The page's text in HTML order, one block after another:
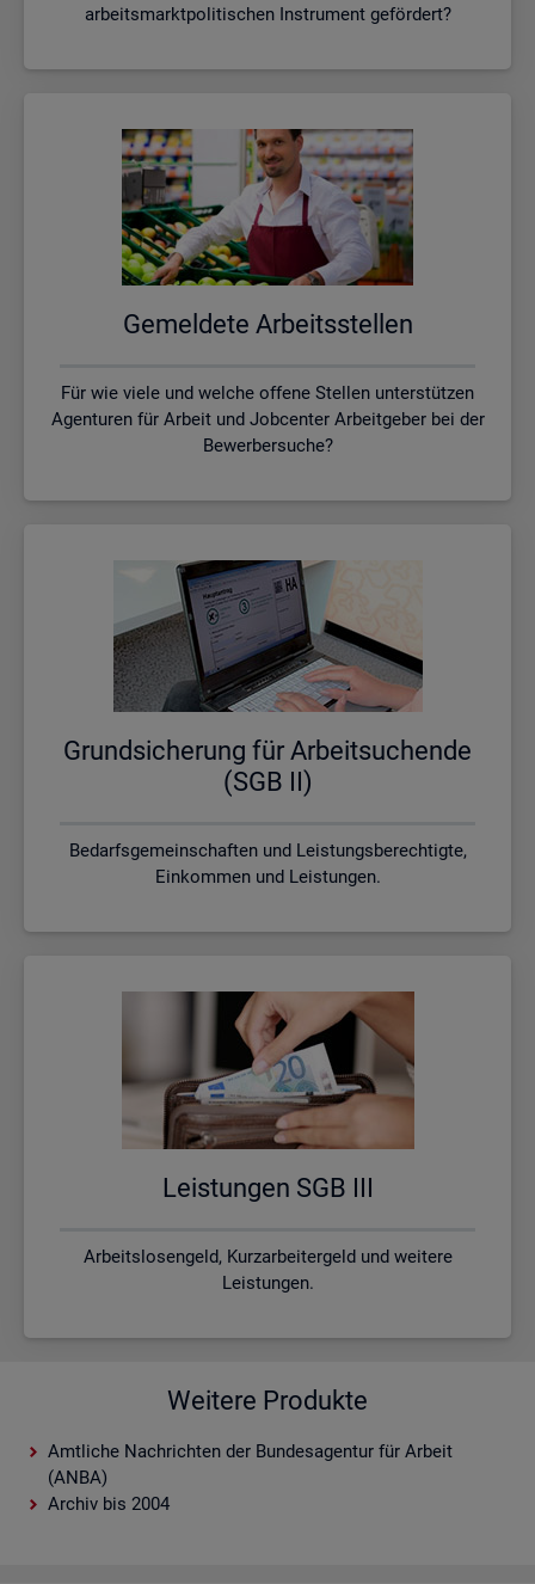
arbeitsmarktpolitischen Instrument gefördert?
Ge­mel­de­te Ar­beits­stel­len
Für wie viele und welche offene Stellen unterstützen
Agenturen für Arbeit und Jobcenter Arbeitgeber bei der
Bewerbersuche?
Grund­si­che­rung für Ar­beit­su­chen­de
(SGB II)
Bedarfsgemeinschaften und Leistungsberechtigte,
Einkommen und Leistungen.
Leis­tun­gen SGB III
Arbeitslosengeld, Kurzarbeitergeld und weitere
Leistungen.
Weitere Produkte
Amtliche Nachrichten der Bundesagentur für Arbeit
(ANBA)
Archiv bis 2004